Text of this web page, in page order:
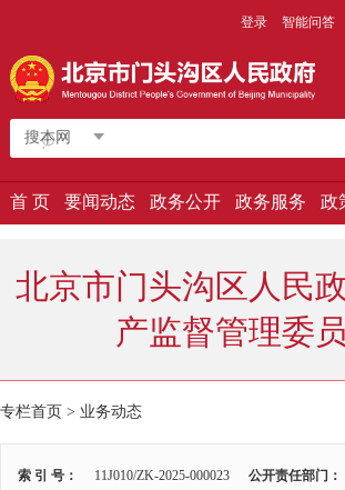
登录 智能问答
搜本网
首 页 要闻动态 政务公开 政务服务 政
北京市门头沟区人民
产监督管理委
专栏首页 > 业务动态
索 引 号： 11J010/ZK-2025-000023 公开责任部门：